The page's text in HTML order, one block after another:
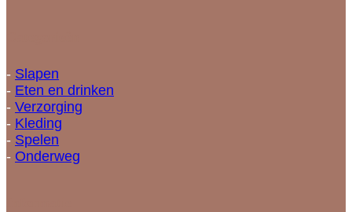
- Slapen
- Eten en drinken
- Verzorging
- Kleding
- Spelen
- Onderweg